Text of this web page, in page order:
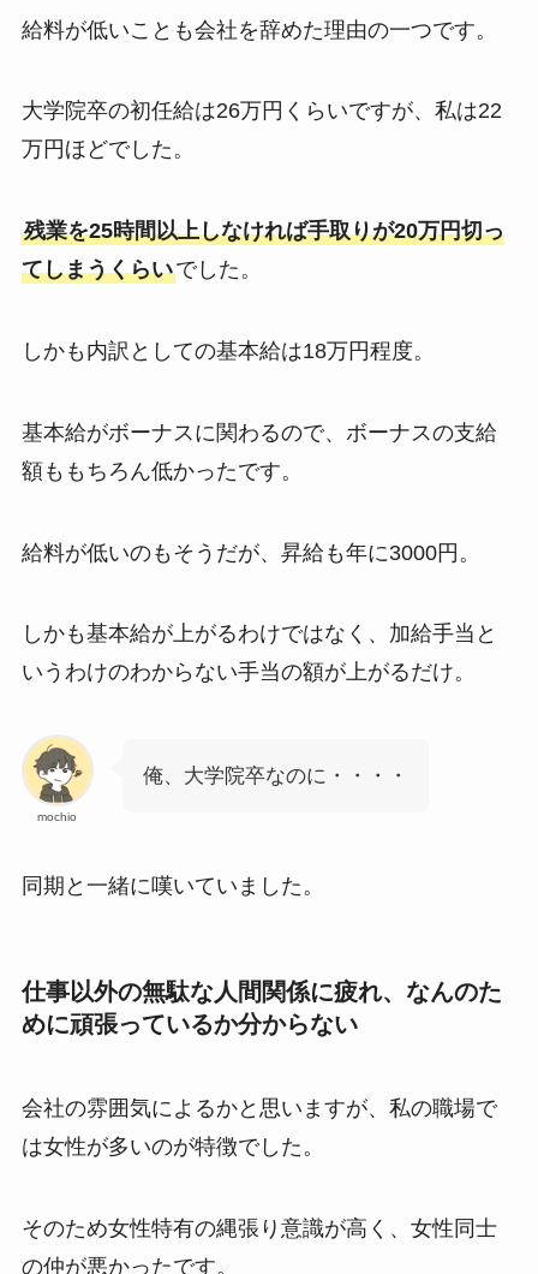
給料が低いことも会社を辞めた理由の一つです。
大学院卒の初任給は26万円くらいですが、私は22
万円ほどでした。
残業を25時間以上しなければ手取りが20万円切っ
てしまうくらいでした。
しかも内訳としての基本給は18万円程度。
基本給がボーナスに関わるので、ボーナスの支給
額ももちろん低かったです。
給料が低いのもそうだが、昇給も年に3000円。
しかも基本給が上がるわけではなく、加給手当と
いうわけのわからない手当の額が上がるだけ。
mochio
俺、大学院卒なのに・・・・
同期と一緒に嘆いていました。
仕事以外の無駄な人間関係に疲れ、なんのた
めに頑張っているか分からない
会社の雰囲気によるかと思いますが、私の職場で
は女性が多いのが特徴でした。
そのため女性特有の縄張り意識が高く、女性同士
の仲が悪かったです。